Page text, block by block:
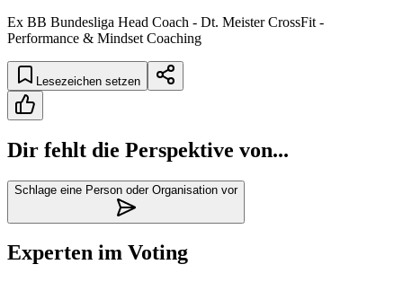
Ex BB Bundesliga Head Coach - Dt. Meister CrossFit -
Performance & Mindset Coaching
Lesezeichen setzen
Dir fehlt die Perspektive von...
Schlage eine Person oder Organisation vor
Experten im Voting